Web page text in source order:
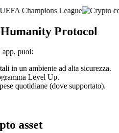
Protocol
app, puoi:
in un ambiente ad alta sicurezza.
Level Up.
quotidiane (dove supportato).
asset